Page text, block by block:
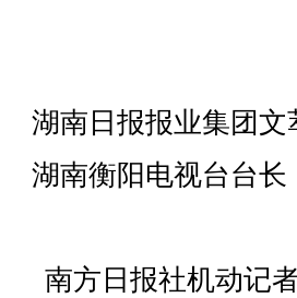
日报报业集团文
衡阳电视台台长
日报社机动记者